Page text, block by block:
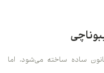
ساده ساخته می‌شود، اما